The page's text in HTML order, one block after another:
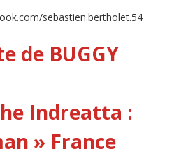
sebastien.bertholet.54
de BUGGY
Indreatta :
» France